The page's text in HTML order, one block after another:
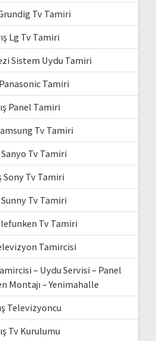
Tv Tamiri
Lg Tv Tamiri
Sistem Uydu Tamiri
Tamiri
Panel Tamiri
Tv Tamiri
Sanyo Tv Tamiri
Sony Tv Tamiri
Sunny Tv Tamiri
Tv Tamiri
Tamircisi
– Uydu Servisi – Panel
Montajı – Yenimahalle
Televizyoncu
Tv Kurulumu